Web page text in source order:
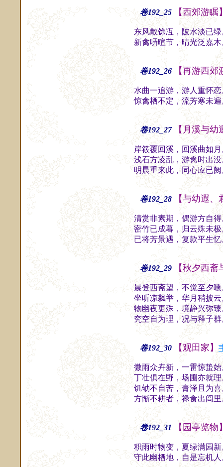
卷192_25 【西郊游瞩
东风散馀冱，陂水淡已
新禽哢暄节，晴光泛嘉
卷192_26 【再游西郊
水曲一追游，游人重怀
惊禽栖不定，流芳寒未
卷192_27 【月溪与
岸筱覆回溪，回溪曲如
浅石方凌乱，游禽时出
明晨重来此，同心应已阙
卷192_28 【与幼遐
清赏非素期，偶游方自
密竹已成暮，归云殊未
已将芳景遇，复款平生
卷192_29 【秋夕西
晨登西斋望，不觉至夕
坐听凉飙举，华月稍披
物幽夜更殊，境静兴弥
究空自为理，况与释子群
卷192_30 【观田家】
微雨众卉新，一雷惊蛰
丁壮俱在野，场圃亦就
饥劬不自苦，膏泽且为
方惭不耕者，禄食出闾里
卷192_31 【园亭览物
积雨时物变，夏绿满园
守此幽栖地，自是忘机人